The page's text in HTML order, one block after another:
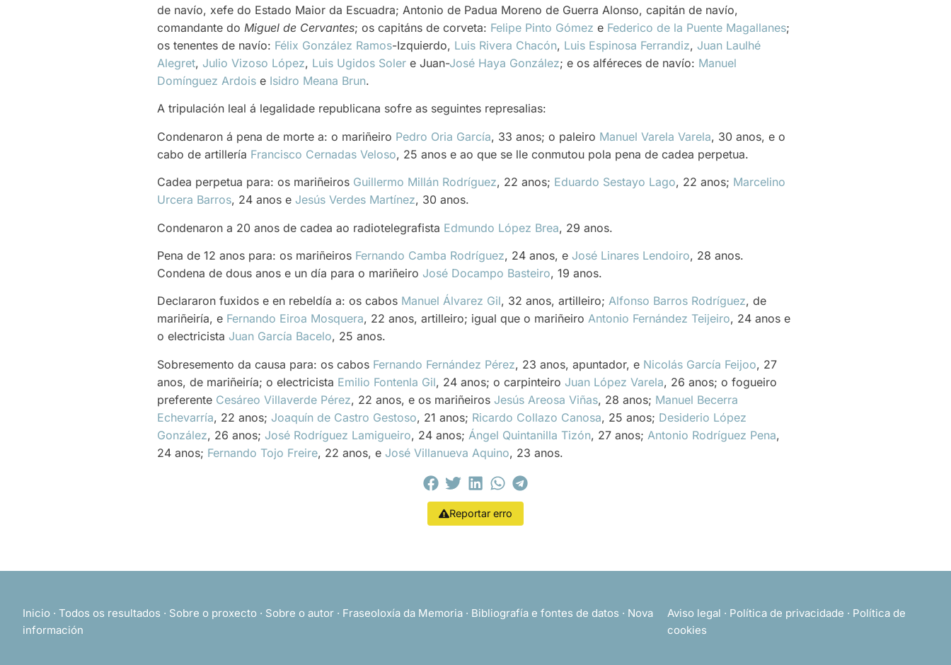
de navío, xefe do Estado Maior da Escuadra; Antonio de Padua Moreno de Guerra Alonso, capitán de navío,
comandante do Miguel de Cervantes; os capitáns de corveta: Felipe Pinto Gómez e Federico de la Puente Magallanes;
os tenentes de navío: Félix González Ramos-Izquierdo, Luis Rivera Chacón, Luis Espinosa Ferrandiz, Juan Laulhé
Alegret, Julio Vizoso López, Luis Ugidos Soler e Juan-José Haya González; e os alféreces de navío: Manuel
Domínguez Ardois e Isidro Meana Brun.
A tripulación leal á legalidade republicana sofre as seguintes represalias:
Condenaron á pena de morte a: o mariñeiro Pedro Oria García, 33 anos; o paleiro Manuel Varela Varela, 30 anos, e o
cabo de artillería Francisco Cernadas Veloso, 25 anos e ao que se lle conmutou pola pena de cadea perpetua.
Cadea perpetua para: os mariñeiros Guillermo Millán Rodríguez, 22 anos; Eduardo Sestayo Lago, 22 anos; Marcelino
Urcera Barros, 24 anos e Jesús Verdes Martínez, 30 anos.
Condenaron a 20 anos de cadea ao radiotelegrafista Edmundo López Brea, 29 anos.
Pena de 12 anos para: os mariñeiros Fernando Camba Rodríguez, 24 anos, e José Linares Lendoiro, 28 anos.
Condena de dous anos e un día para o mariñeiro José Docampo Basteiro, 19 anos.
Declararon fuxidos e en rebeldía a: os cabos Manuel Álvarez Gil, 32 anos, artilleiro; Alfonso Barros Rodríguez, de
mariñeiría, e Fernando Eiroa Mosquera, 22 anos, artilleiro; igual que o mariñeiro Antonio Fernández Teijeiro, 24 anos e
o electricista Juan García Bacelo, 25 anos.
Sobresemento da causa para: os cabos Fernando Fernández Pérez, 23 anos, apuntador, e Nicolás García Feijoo, 27
anos, de mariñeiría; o electricista Emilio Fontenla Gil, 24 anos; o carpinteiro Juan López Varela, 26 anos; o fogueiro
preferente Cesáreo Villaverde Pérez, 22 anos, e os mariñeiros Jesús Areosa Viñas, 28 anos; Manuel Becerra
Echevarría, 22 anos; Joaquín de Castro Gestoso, 21 anos; Ricardo Collazo Canosa, 25 anos; Desiderio López
González, 26 anos; José Rodríguez Lamigueiro, 24 anos; Ángel Quintanilla Tizón, 27 anos; Antonio Rodríguez Pena,
24 anos; Fernando Tojo Freire, 22 anos, e José Villanueva Aquino, 23 anos.
Reportar erro
Inicio · Todos os resultados · Sobre o proxecto · Sobre o autor · Fraseoloxía da Memoria · Bibliografía e fontes de datos · Nova
información
Aviso legal · Política de privacidade · Política de
cookies